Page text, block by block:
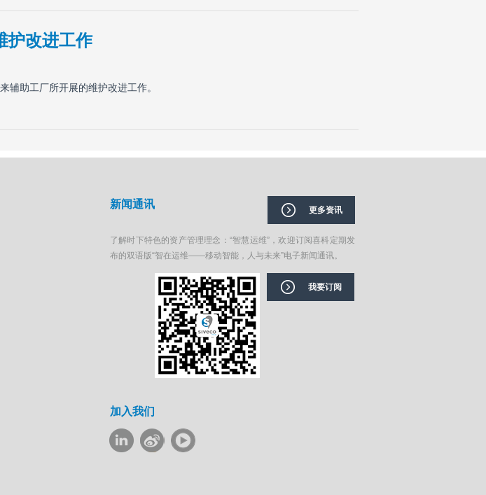
护改进工作
辅助工厂所开展的维护改进工作。
新闻通讯 更多资讯
了解时下特色的资产管理理念：“智慧运维”，欢迎订阅喜科定期发
布的双语版“智在运维——移动智能，人与未来”电子新闻通讯。
我要订阅
加入我们